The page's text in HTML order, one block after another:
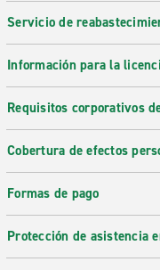
Servicio de
Información para la
Requisitos corporativos
Cobertura de efectos
Formas de pago
Protección de asistencia